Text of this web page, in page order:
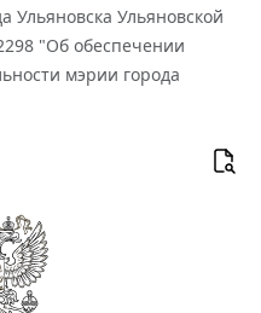
Ульяновска Ульяновской
"Об обеспечении
мэрии города